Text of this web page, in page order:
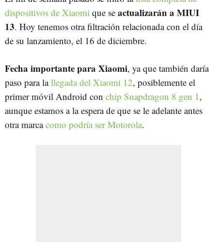
dispositivos de Xiaomi que se actualizarán a MIUI
13. Hoy tenemos otra filtración relacionada con el día
de su lanzamiento, el 16 de diciembre.
Fecha importante para Xiaomi, ya que también daría
paso para lallegada del Xiaomi 12, posiblemente el
primer móvil Android con chip Snapdragon 8 gen 1,
aunque estamos a la espera de que se le adelante antes
otra marcacomo podría ser Motorola.